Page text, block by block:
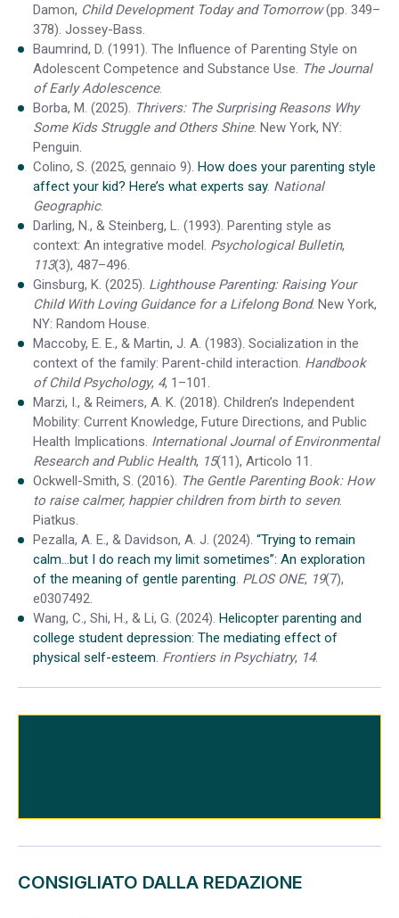
Damon, Child Development Today and Tomorrow(pp. 349–
378). Jossey-Bass.
Baumrind, D. (1991). The Influence of Parenting Style on
Adolescent Competence and Substance Use. The Journal
of Early Adolescence.
Borba, M. (2025). Thrivers: The Surprising Reasons Why
Some Kids Struggle and Others Shine. New York, NY:
Penguin.
Colino, S. (2025, gennaio 9). How does your parenting style
affect your kid? Here’s what experts say. National
Geographic.
Darling, N., & Steinberg, L. (1993). Parenting style as
context: An integrative model. Psychological Bulletin,
113(3), 487–496.
Ginsburg, K. (2025). Lighthouse Parenting: Raising Your
Child With Loving Guidance for a Lifelong Bond. New York,
NY: Random House.
Maccoby, E. E., & Martin, J. A. (1983). Socialization in the
context of the family: Parent-child interaction. Handbook
of Child Psychology, 4, 1–101.
Marzi, I., & Reimers, A. K. (2018). Children’s Independent
Mobility: Current Knowledge, Future Directions, and Public
Health Implications. International Journal of Environmental
Research and Public Health, 15(11), Articolo 11.
Ockwell-Smith, S. (2016). The Gentle Parenting Book: How
to raise calmer, happier children from birth to seven.
Piatkus.
Pezalla, A. E., & Davidson, A. J. (2024). “Trying to remain
calm…but I do reach my limit sometimes”: An exploration
of the meaning of gentle parenting. PLOS ONE, 19(7),
e0307492.
Wang, C., Shi, H., & Li, G. (2024). Helicopter parenting and
college student depression: The mediating effect of
physical self-esteem. Frontiers in Psychiatry, 14.
CONSIGLIATO DALLA REDAZIONE